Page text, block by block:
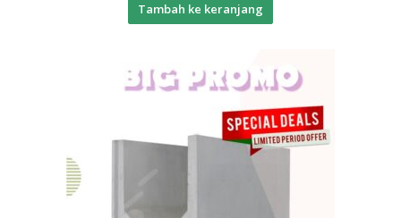
Tambah ke keranjang